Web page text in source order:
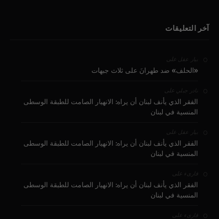
آخر التعليقات
بيار عقل على
«الحلف» ضد طهرانَ على ثلاث جبهات
نادر جبلي على
الفقر الذي يأنف لبنان أن يراه: الانهيار الصامت للطبقة الوسطى
المنسية في لبنان
بيار عقل على
الفقر الذي يأنف لبنان أن يراه: الانهيار الصامت للطبقة الوسطى
المنسية في لبنان
قارىء على
الفقر الذي يأنف لبنان أن يراه: الانهيار الصامت للطبقة الوسطى
المنسية في لبنان
قارىء على